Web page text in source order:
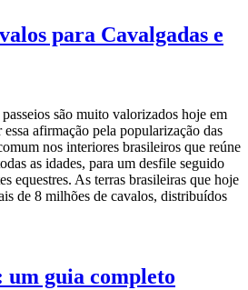
para Cavalgadas e
são muito valorizados hoje em
afirmação pela popularização das
nos interiores brasileiros que reúne
as idades, para um desfile seguido
equestres. As terras brasileiras que hoje
de 8 milhões de cavalos, distribuídos
um guia completo